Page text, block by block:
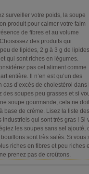
surveiller votre poids, la soupe
produit pour calmer votre faim
de fibres et au volume
des produits qui
de lipides, 2 g à 3 g de lipides
qui sont riches en légumes.
pas cet aliment comme
entière. Il n’en est qu’un des
cas d’excès de cholestérol dans
des soupes peu grasses et si
soupe gourmande, cela ne
base de crème. Lisez la liste
industriels qui sont très gras !
les soupes sans sel ajouté,
sont très salés. Si vous
riches en fibres et peu riches
prenez pas de croûtons.